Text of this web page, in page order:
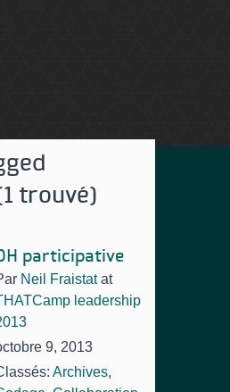
trouvé)
participative
Neil Fraistat at
leadership
9, 2013
Archives,